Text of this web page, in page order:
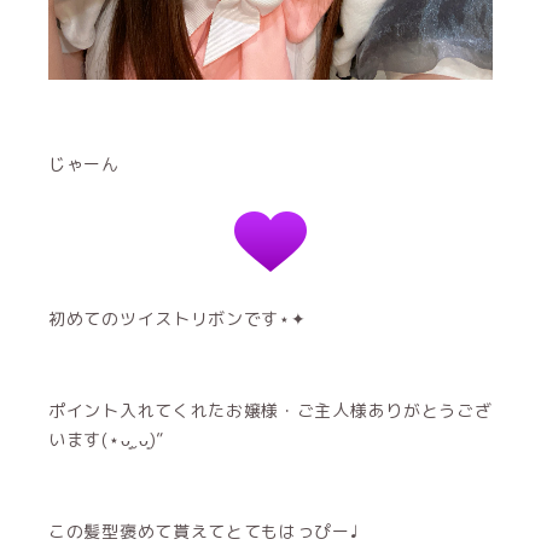
じゃーん
初めてのツイストリボンです⋆✦
ポイント入れてくれたお嬢様・ご主人様ありがとうござ
います(⋆ᴗ͈ˬᴗ͈)”
この髪型褒めて貰えてとてもはっぴー♩